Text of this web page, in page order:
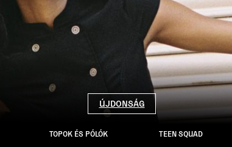
ÚJDONSÁG
TOPOK ÉS PÓLÓK TEEN SQUAD